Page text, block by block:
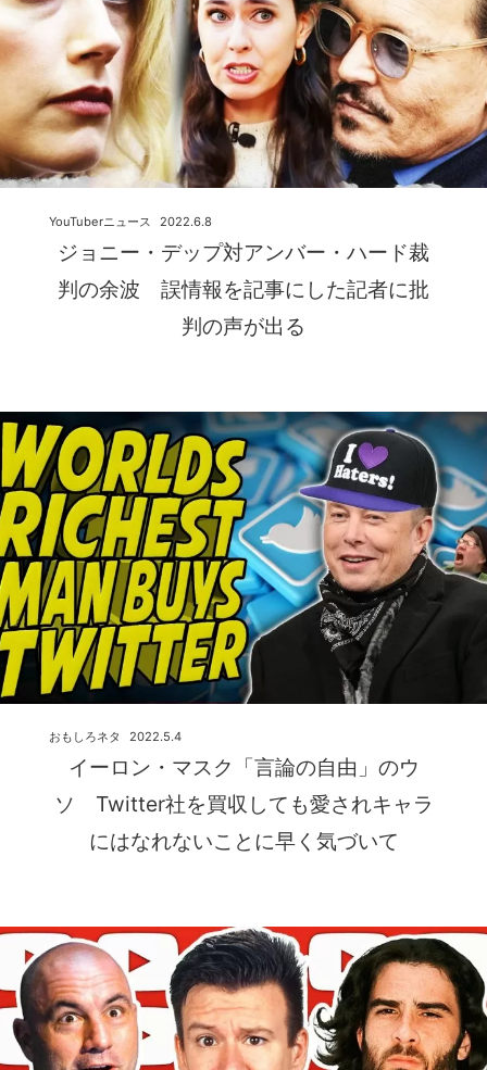
ジョニー・デップ対アンバー・ハード裁
判の余波 誤情報を記事にした記者に批
判の声が出る
2022.6.8
YouTuberニュース
イーロン・マスク「言論の自由」のウ
ソ Twitter社を買収しても愛されキャラ
にはなれないことに早く気づいて
2022.5.4
おもしろネタ